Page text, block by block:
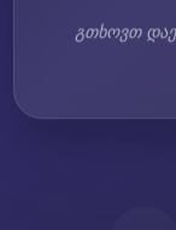
გთხოვთ